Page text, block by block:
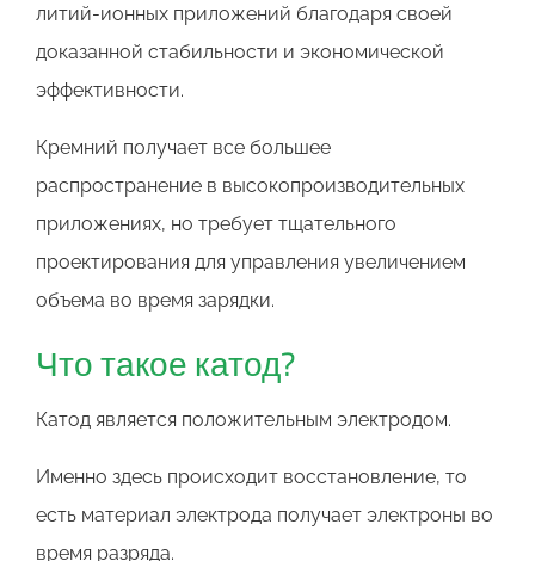
литий-ионных приложений благодаря своей
доказанной стабильности и экономической
эффективности.
Кремний получает все большее
распространение в высокопроизводительных
приложениях, но требует тщательного
проектирования для управления увеличением
объема во время зарядки.
Что такое катод?
Катод является положительным электродом.
Именно здесь происходит восстановление, то
есть материал электрода получает электроны во
время разряда.